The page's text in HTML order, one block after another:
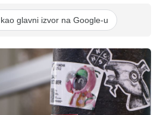
glavni izvor na Google-u